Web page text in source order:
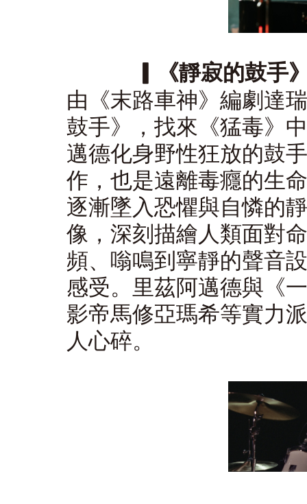
▎《靜寂的鼓手
由《末路車神》編劇達
鼓手》，找來《猛毒》
邁德化身野性狂放的鼓
作，也是遠離毒癮的生
逐漸墜入恐懼與自憐的
像，深刻描繪人類面對
頻、嗡鳴到寧靜的聲音
感受。里茲阿邁德與《
影帝馬修亞瑪希等實力
人心碎。